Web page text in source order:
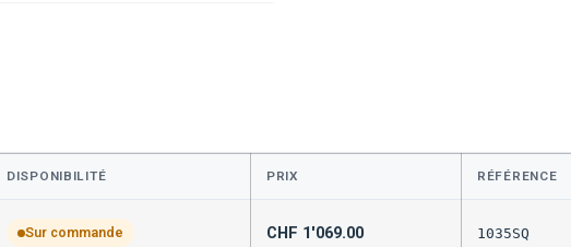
DISPONIBILITÉ PRIX RÉFÉRENCE
Sur commande CHF 1'069.00 1035SQ